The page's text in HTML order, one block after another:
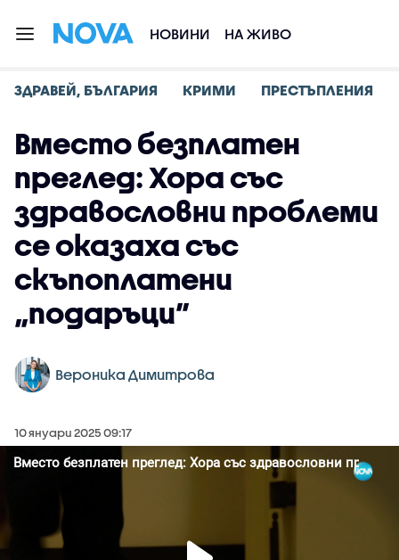
НОВИНИ НА ЖИВО
ЗДРАВЕЙ, БЪЛГАРИЯ КРИМИ ПРЕСТЪПЛЕНИЯ
Вместо безплатен
преглед: Хора със
здравословни проблеми
се оказаха със
скъпоплатени
„подаръци”
Вероника Димитрова
10 януари 2025 09:17